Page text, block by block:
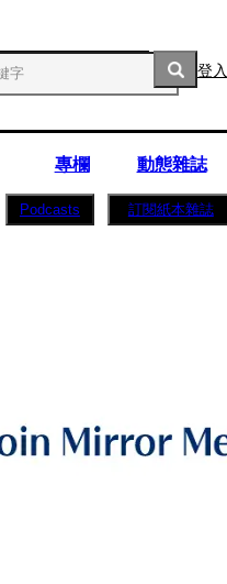
登入
專欄
動態雜誌
Podcasts 訂閱紙本雜誌